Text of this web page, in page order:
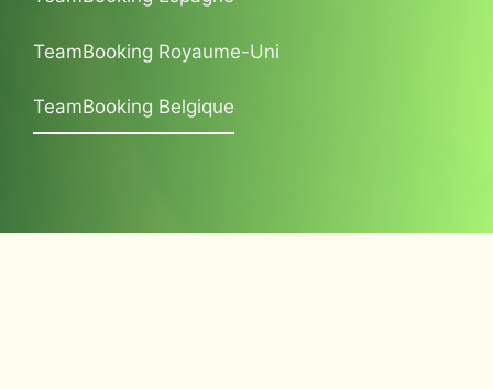
TeamBooking Royaume-Uni
TeamBooking Belgique